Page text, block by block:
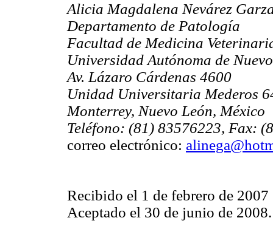
Alicia Magdalena Nevárez
Departamento de Patología
Facultad de Medicina
Universidad Autónoma de
Av. Lázaro Cárdenas 4600
Unidad Universitaria Mederos
Monterrey, Nuevo León, México
Teléfono: (81) 83576223, Fax:
correo electrónico:
Recibido el 1 de febrero de 2007
Aceptado el 30 de junio de 2008.